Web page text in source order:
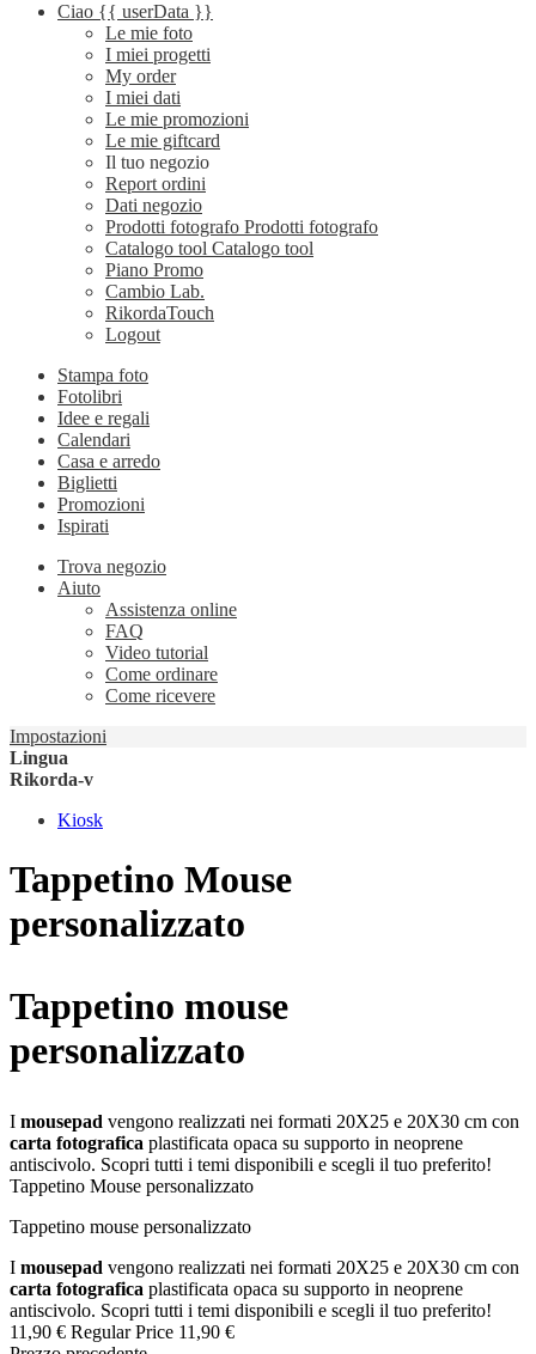
Ciao {{ userData }}
Le mie foto
I miei progetti
My order
I miei dati
Le mie promozioni
Le mie giftcard
Il tuo negozio
Report ordini
Dati negozio
Prodotti fotografo Prodotti fotografo
Catalogo tool Catalogo tool
Piano Promo
Cambio Lab.
RikordaTouch
Logout
Stampa foto
Fotolibri
Idee e regali
Calendari
Casa e arredo
Biglietti
Promozioni
Ispirati
Trova negozio
Aiuto
Assistenza online
FAQ
Video tutorial
Come ordinare
Come ricevere
Impostazioni
Lingua
Rikorda-v
Kiosk
Tappetino Mouse
personalizzato
Tappetino mouse
personalizzato
I mousepad vengono realizzati nei formati 20X25 e 20X30 cm con
carta fotografica plastificata opaca su supporto in neoprene
antiscivolo. Scopri tutti i temi disponibili e scegli il tuo preferito!
Tappetino Mouse personalizzato
Tappetino mouse personalizzato
I mousepad vengono realizzati nei formati 20X25 e 20X30 cm con
carta fotografica plastificata opaca su supporto in neoprene
antiscivolo. Scopri tutti i temi disponibili e scegli il tuo preferito!
11,90 € Regular Price 11,90 €